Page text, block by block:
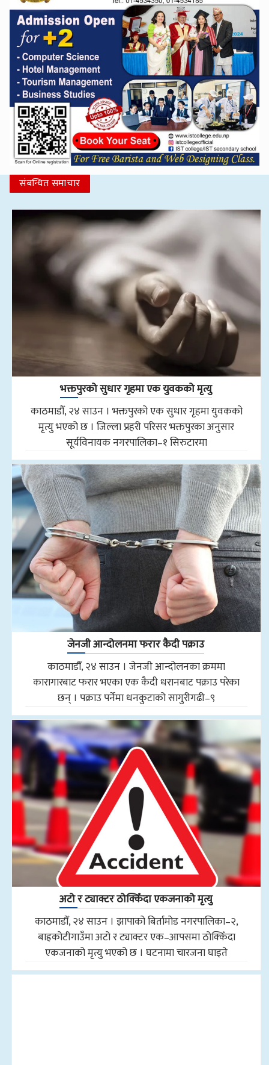
संबन्धित समाचार
भक्तपुरको सुधार गृहमा एक युवकको मृत्यु
काठमाडौँ, २४ साउन । भक्तपुरको एक सुधार गृहमा युवकको
मृत्यु भएको छ । जिल्ला प्रहरी परिसर भक्तपुरका अनुसार
सूर्यविनायक नगरपालिका–१ सिरुटारमा
जेनजी आन्दोलनमा फरार कैदी पक्राउ
काठमाडौँ, २४ साउन । जेनजी आन्दोलनका क्रममा
कारागारबाट फरार भएका एक कैदी धरानबाट पक्राउ परेका
छन् । पक्राउ पर्नेमा धनकुटाको सागुरीगढी–९
अटो र ट्याक्टर ठोक्किँदा एकजनाको मृत्यु
काठमाडौँ, २४ साउन । झापाको बिर्तामोड नगरपालिका–२,
बाह्रकोटीगाउँमा अटो र ट्याक्टर एक–आपसमा ठोक्किँदा
एकजनाको मृत्यु भएको छ । घटनामा चारजना घाइते